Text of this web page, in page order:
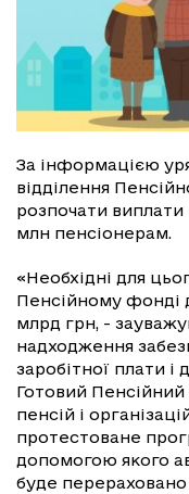
За інформацією
відділення
розпочати
млн пенсіонерам.
«Необхідні для
Пенсійному фонді
млрд грн, -
надходження
заробітної плати і
Готовий
пенсій і
протестоване
допомогою якого
буде перераховано